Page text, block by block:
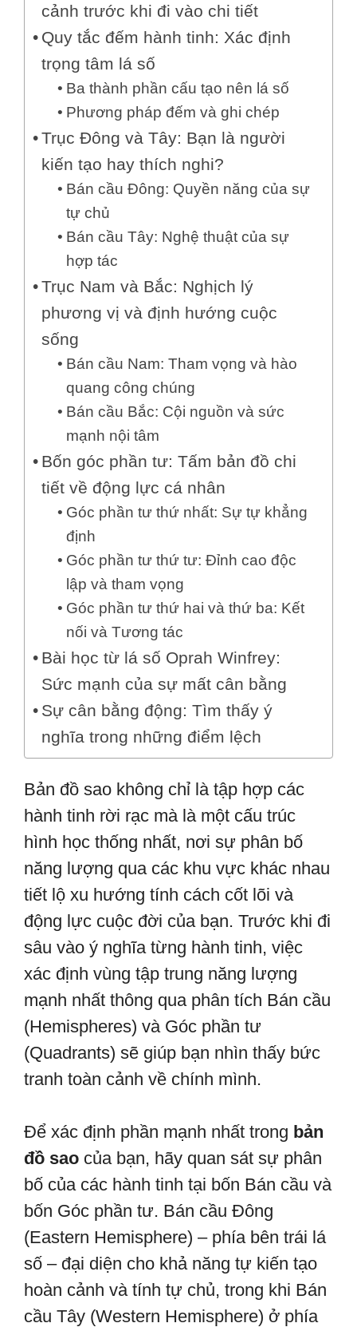
cảnh trước khi đi vào chi tiết
Quy tắc đếm hành tinh: Xác định
trọng tâm lá số
Ba thành phần cấu tạo nên lá số
Phương pháp đếm và ghi chép
Trục Đông và Tây: Bạn là người
kiến tạo hay thích nghi?
Bán cầu Đông: Quyền năng của sự
tự chủ
Bán cầu Tây: Nghệ thuật của sự
hợp tác
Trục Nam và Bắc: Nghịch lý
phương vị và định hướng cuộc
sống
Bán cầu Nam: Tham vọng và hào
quang công chúng
Bán cầu Bắc: Cội nguồn và sức
mạnh nội tâm
Bốn góc phần tư: Tấm bản đồ chi
tiết về động lực cá nhân
Góc phần tư thứ nhất: Sự tự khẳng
định
Góc phần tư thứ tư: Đỉnh cao độc
lập và tham vọng
Góc phần tư thứ hai và thứ ba: Kết
nối và Tương tác
Bài học từ lá số Oprah Winfrey:
Sức mạnh của sự mất cân bằng
Sự cân bằng động: Tìm thấy ý
nghĩa trong những điểm lệch
Bản đồ sao không chỉ là tập hợp các
hành tinh rời rạc mà là một cấu trúc
hình học thống nhất, nơi sự phân bố
năng lượng qua các khu vực khác nhau
tiết lộ xu hướng tính cách cốt lõi và
động lực cuộc đời của bạn. Trước khi đi
sâu vào ý nghĩa từng hành tinh, việc
xác định vùng tập trung năng lượng
mạnh nhất thông qua phân tích Bán cầu
(Hemispheres) và Góc phần tư
(Quadrants) sẽ giúp bạn nhìn thấy bức
tranh toàn cảnh về chính mình.
Để xác định phần mạnh nhất trong bản
đồ sao của bạn, hãy quan sát sự phân
bố của các hành tinh tại bốn Bán cầu và
bốn Góc phần tư. Bán cầu Đông
(Eastern Hemisphere) – phía bên trái lá
số – đại diện cho khả năng tự kiến tạo
hoàn cảnh và tính tự chủ, trong khi Bán
cầu Tây (Western Hemisphere) ở phía